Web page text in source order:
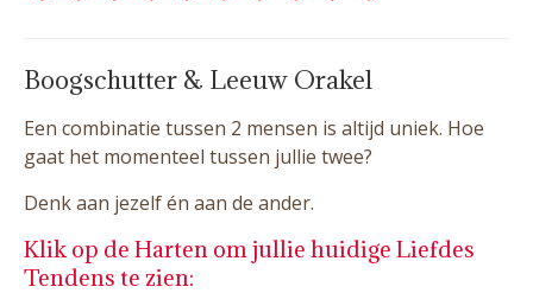
Boogschutter & Leeuw Orakel
Een combinatie tussen 2 mensen is altijd uniek. Hoe
gaat het momenteel tussen jullie twee?
Denk aan jezelf én aan de ander.
Klik op de Harten om jullie huidige Liefdes
Tendens te zien: